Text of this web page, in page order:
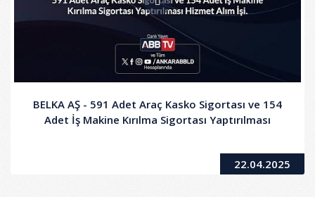
BELKA AŞ - 591 Adet Araç Kasko Sigortası ve 154
Adet İş Makine Kırılma Sigortası Yaptırılması
22.04.2025